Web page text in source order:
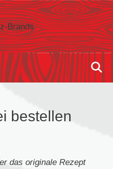
bestellen
das originale Rezept